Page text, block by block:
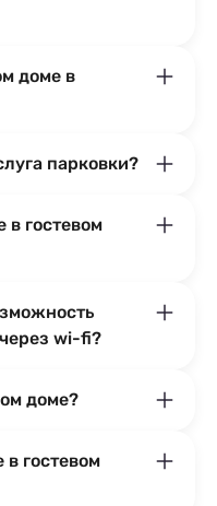
доме в
парковки?
в гостевом
wi-fi?
доме?
гостевом